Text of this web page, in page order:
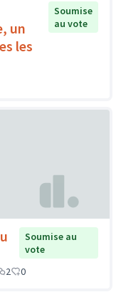
un
les
Soumise
au vote
Soumise au
vote
2 0